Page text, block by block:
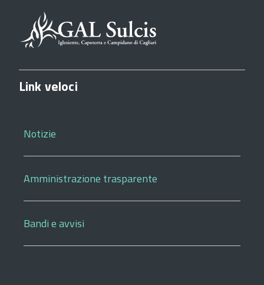
Link veloci
Notizie
Amministrazione trasparente
Bandi e avvisi